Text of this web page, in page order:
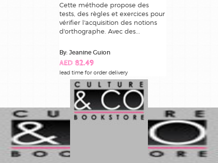
Cette méthode propose des
tests, des règles et exercices pour
vérifier l'acquisition des notions
d'orthographe. Avec des...
By: Jeanine Guion
AED 82.49
lead time for order delivery